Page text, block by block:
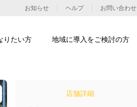
店舗詳細
お知らせ ヘルプ お問い合わせ
りたい方 地域に導入をご検討の方